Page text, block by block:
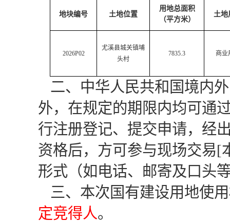
地块编号 土地位置
用地总面积
（平方米）
土地
2026P02
尤溪县城关镇埔
头村
7835.3 商业
二、中华人民共和国境内
外，在规定的期限内均可通
行注册登记、提交申请，经
资格后，方可参与现场交易[
形式（如电话、邮寄及口头
三、本次国有建设用地使
定竞得人。